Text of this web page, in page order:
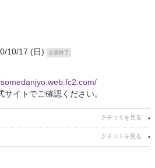
10/17 (日)
公演終了
イトでご確認ください。